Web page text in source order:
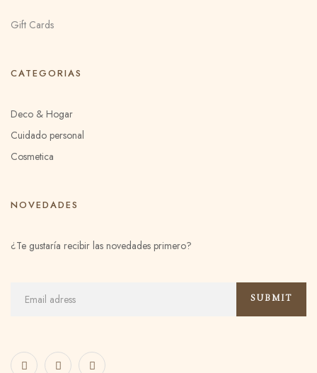
Gift Cards
CATEGORIAS
Deco & Hogar
Cuidado personal
Cosmetica
NOVEDADES
¿Te gustaría recibir las novedades primero?